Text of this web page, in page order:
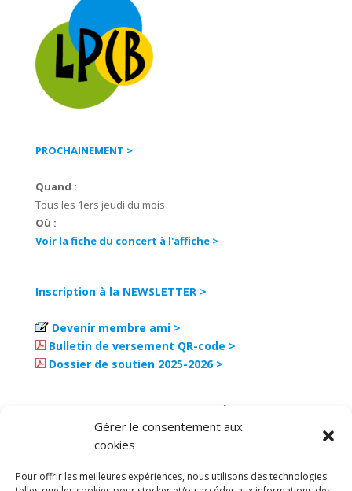
Gérer le consentement aux
cookies
Pour offrir les meilleures expériences, nous utilisons des technologies
PROCHAINEMENT >
Quand :
Tous les 1ers jeudi du mois
Où :
Voir la fiche du concert à l'affiche >
Inscription à la NEWSLETTER >
Devenir membre ami >
Bulletin de versement QR-code >
Dossier de soutien 2025-2026 >